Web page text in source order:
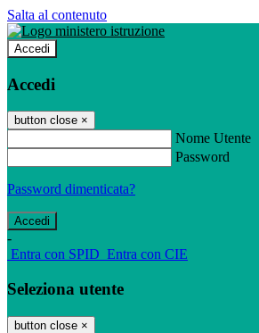
Salta al contenuto
Accedi
Accedi
button close ×
Nome Utente
Password
Password dimenticata?
-
Entra con SPID Entra con CIE
Seleziona utente
button close ×